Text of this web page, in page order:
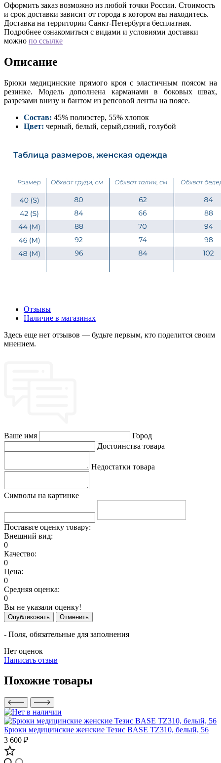
Оформить заказ возможно из любой точки России. Стоимость
и срок доставки зависит от города в котором вы находитесь.
Доставка на территории Санкт-Петербурга бесплатная.
Подробнее ознакомиться с видами и условиями доставки
можно по ссылке
Описание
Брюки медицинские прямого кроя с эластичным поясом на
резинке. Модель дополнена карманами в боковых швах,
разрезами внизу и бантом из репсовой ленты на поясе.
Состав: 45% полиэстер, 55% хлопок
Цвет: черный, белый, серый,синий, голубой
Отзывы
Наличие в магазинах
Здесь еще нет отзывов — будьте первым, кто поделится своим
мнением.
Ваше имя
Город
Достоинства товара
Недостатки товара
Символы на картинке
Поставьте оценку товару:
Внешний вид:
0
Качество:
0
Цена:
0
Средняя оценка:
0
Вы не указали оценку!
Опубликовать Отменить
- Поля, обязательные для заполнения
Нет оценок
Написать отзыв
Похожие товары
Брюки медицинские женские Тезис BASE TZ310, белый, 56
3 600 ₽